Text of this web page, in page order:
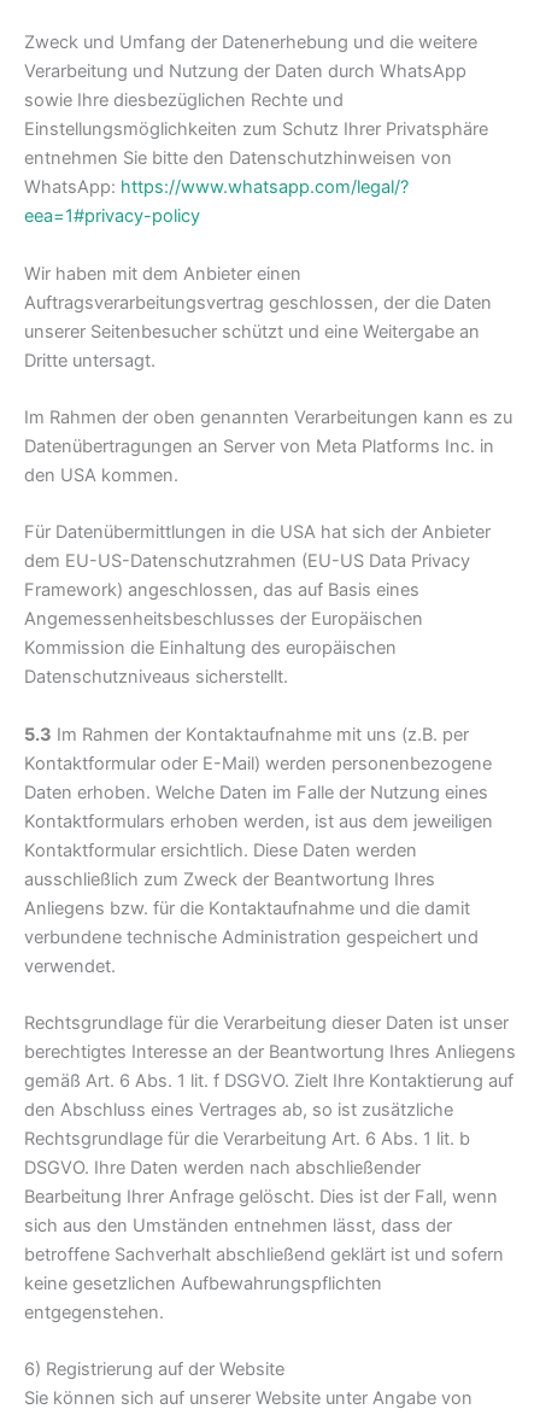
Zweck und Umfang der Datenerhebung und die weitere
Verarbeitung und Nutzung der Daten durch WhatsApp
sowie Ihre diesbezüglichen Rechte und
Einstellungsmöglichkeiten zum Schutz Ihrer Privatsphäre
entnehmen Sie bitte den Datenschutzhinweisen von
WhatsApp: https://www.whatsapp.com/legal/?
eea=1#privacy-policy
Wir haben mit dem Anbieter einen
Auftragsverarbeitungsvertrag geschlossen, der die Daten
unserer Seitenbesucher schützt und eine Weitergabe an
Dritte untersagt.
Im Rahmen der oben genannten Verarbeitungen kann es zu
Datenübertragungen an Server von Meta Platforms Inc. in
den USA kommen.
Für Datenübermittlungen in die USA hat sich der Anbieter
dem EU-US-Datenschutzrahmen (EU-US Data Privacy
Framework) angeschlossen, das auf Basis eines
Angemessenheitsbeschlusses der Europäischen
Kommission die Einhaltung des europäischen
Datenschutzniveaus sicherstellt.
5.3 Im Rahmen der Kontaktaufnahme mit uns (z.B. per
Kontaktformular oder E-Mail) werden personenbezogene
Daten erhoben. Welche Daten im Falle der Nutzung eines
Kontaktformulars erhoben werden, ist aus dem jeweiligen
Kontaktformular ersichtlich. Diese Daten werden
ausschließlich zum Zweck der Beantwortung Ihres
Anliegens bzw. für die Kontaktaufnahme und die damit
verbundene technische Administration gespeichert und
verwendet.
Rechtsgrundlage für die Verarbeitung dieser Daten ist unser
berechtigtes Interesse an der Beantwortung Ihres Anliegens
gemäß Art. 6 Abs. 1 lit. f DSGVO. Zielt Ihre Kontaktierung auf
den Abschluss eines Vertrages ab, so ist zusätzliche
Rechtsgrundlage für die Verarbeitung Art. 6 Abs. 1 lit. b
DSGVO. Ihre Daten werden nach abschließender
Bearbeitung Ihrer Anfrage gelöscht. Dies ist der Fall, wenn
sich aus den Umständen entnehmen lässt, dass der
betroffene Sachverhalt abschließend geklärt ist und sofern
keine gesetzlichen Aufbewahrungspflichten
entgegenstehen.
6) Registrierung auf der Website
Sie können sich auf unserer Website unter Angabe von